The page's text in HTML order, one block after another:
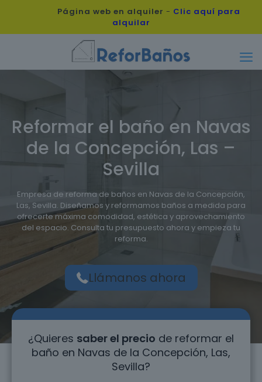
Página web en alquiler - Clic aquí para
alquilar
Reformar el baño en Navas
de la Concepción, Las –
Sevilla
Empresa de reforma de baños en Navas de la Concepción,
Las, Sevilla. Diseñamos y reformamos baños a medida para
ofrecerte máxima comodidad, estética y aprovechamiento
del espacio. Consulta tu presupuesto ahora y empieza tu
reforma.
Llámanos ahora
¿Quieres saber el precio de reformar el
baño en Navas de la Concepción, Las,
Sevilla?